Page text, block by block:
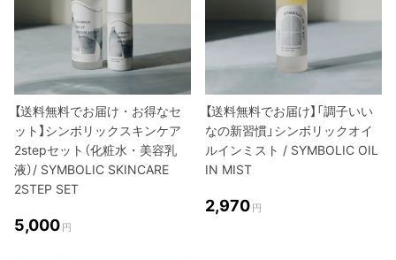
【送料無料でお届け・お得なセ
ット】シンボリックスキンケア
2stepセット（化粧水・美容乳
液）/ SYMBOLIC SKINCARE
2STEP SET
5,000 円
【送料無料でお届け】「調子いい
なの新習慣」シンボリックオイ
ルインミスト / SYMBOLIC OIL
IN MIST
2,970 円